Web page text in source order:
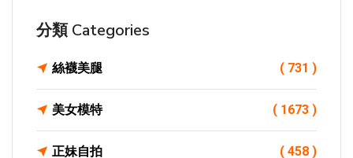
分類 Categories
絲襪美腿 ( 731 )
美女模特 ( 1673 )
正妹自拍 ( 458 )